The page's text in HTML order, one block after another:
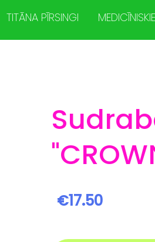
TITĀNA PĪRSINGI
€17.50